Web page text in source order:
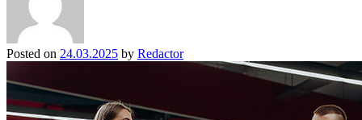
Posted on 24.03.2025 by Redactor